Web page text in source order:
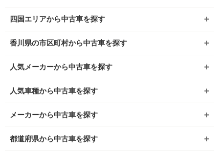
四国エリアから中古車を探す
香川県の市区町村から中古車を探す
人気メーカーから中古車を探す
人気車種から中古車を探す
メーカーから中古車を探す
都道府県から中古車を探す